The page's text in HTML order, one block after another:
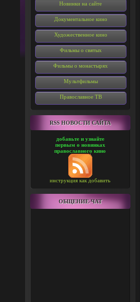
Новинки на сайте
Документальное кино
Художественное кино
Фильмы о святых
Фильмы о монастырях
Мультфильмы
Православное ТВ
RSS НОВОСТИ САЙТА
добавьте и узнайте
первым о новинках
православного кино
инструкция как добавить
ОБЩЕНИЕ-ЧАТ